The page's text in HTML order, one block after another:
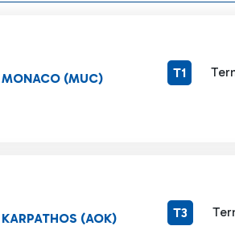
MONACO (MUC) T1
KARPATHOS (AOK) T3